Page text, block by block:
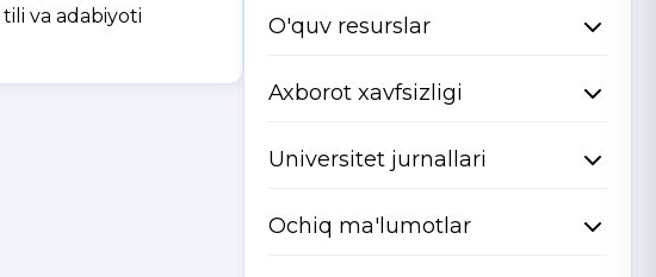
va adabiyoti
O'quv resurslar
Axborot xavfsizligi
Universitet jurnallari
Ochiq ma'lumotlar